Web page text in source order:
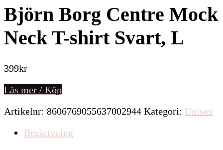
Björn Borg Centre Mock
Neck T-shirt Svart, L
399kr
Läs mer / Köp
Artikelnr: 8606769055637002944 Kategori: Unisex
Beskrivning